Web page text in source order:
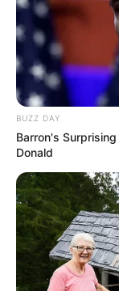
BUZZ DAY
Barron's
Donald